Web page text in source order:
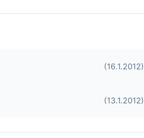
(16.1.2012)
(13.1.2012)